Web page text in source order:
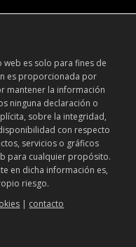
web es solo para fines de
es proporcionada por
mantener la información
ninguna declaración o
sobre la integridad,
con respecto
servicios o gráficos
para cualquier propósito.
en dicha información es,
riesgo.
| contacto